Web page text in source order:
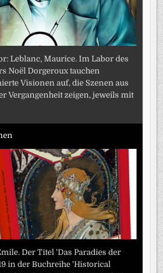
Leblanc, Maurice. Im Labor des
Noël Dorgeroux tauchen
Visionen auf, die Szenen aus
Vergangenheit zeigen, jeweils mit
Der Titel 'Das Paradies der
in der Buchreihe 'Historical